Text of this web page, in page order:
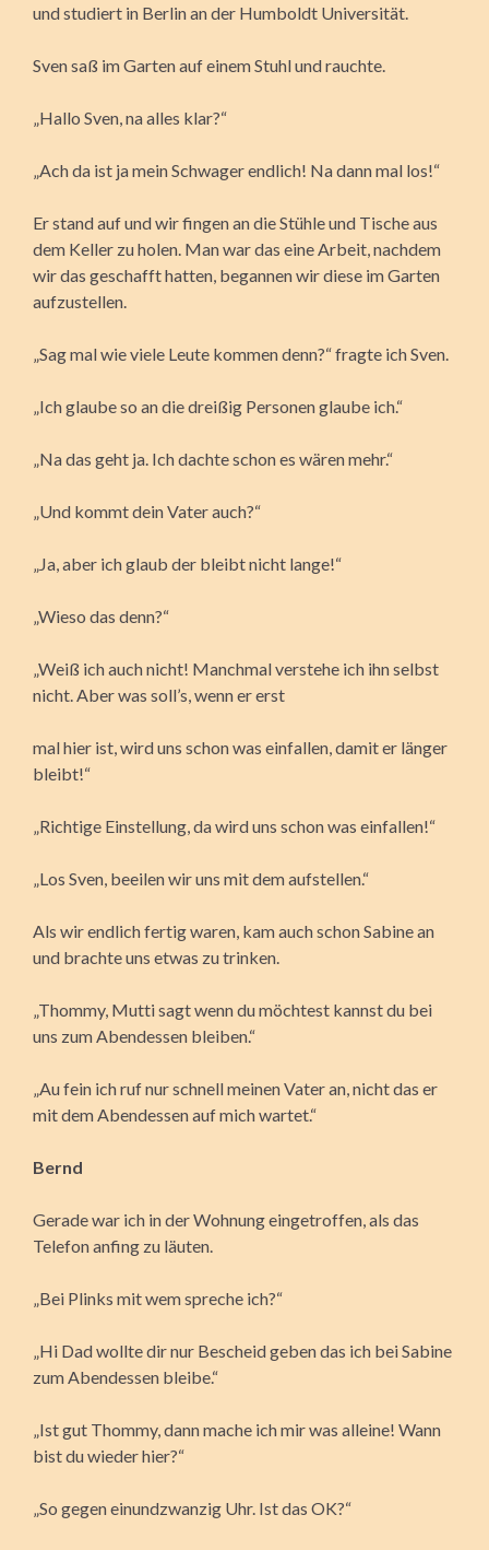
und studiert in Berlin an der Humboldt Universität.
Sven saß im Garten auf einem Stuhl und rauchte.
„Hallo Sven, na alles klar?“
„Ach da ist ja mein Schwager endlich! Na dann mal los!“
Er stand auf und wir fingen an die Stühle und Tische aus
dem Keller zu holen. Man war das eine Arbeit, nachdem
wir das geschafft hatten, begannen wir diese im Garten
aufzustellen.
„Sag mal wie viele Leute kommen denn?“ fragte ich Sven.
„Ich glaube so an die dreißig Personen glaube ich.“
„Na das geht ja. Ich dachte schon es wären mehr.“
„Und kommt dein Vater auch?“
„Ja, aber ich glaub der bleibt nicht lange!“
„Wieso das denn?“
„Weiß ich auch nicht! Manchmal verstehe ich ihn selbst
nicht. Aber was soll’s, wenn er erst
mal hier ist, wird uns schon was einfallen, damit er länger
bleibt!“
„Richtige Einstellung, da wird uns schon was einfallen!“
„Los Sven, beeilen wir uns mit dem aufstellen.“
Als wir endlich fertig waren, kam auch schon Sabine an
und brachte uns etwas zu trinken.
„Thommy, Mutti sagt wenn du möchtest kannst du bei
uns zum Abendessen bleiben.“
„Au fein ich ruf nur schnell meinen Vater an, nicht das er
mit dem Abendessen auf mich wartet.“
Bernd
Gerade war ich in der Wohnung eingetroffen, als das
Telefon anfing zu läuten.
„Bei Plinks mit wem spreche ich?“
„Hi Dad wollte dir nur Bescheid geben das ich bei Sabine
zum Abendessen bleibe.“
„Ist gut Thommy, dann mache ich mir was alleine! Wann
bist du wieder hier?“
„So gegen einundzwanzig Uhr. Ist das OK?“